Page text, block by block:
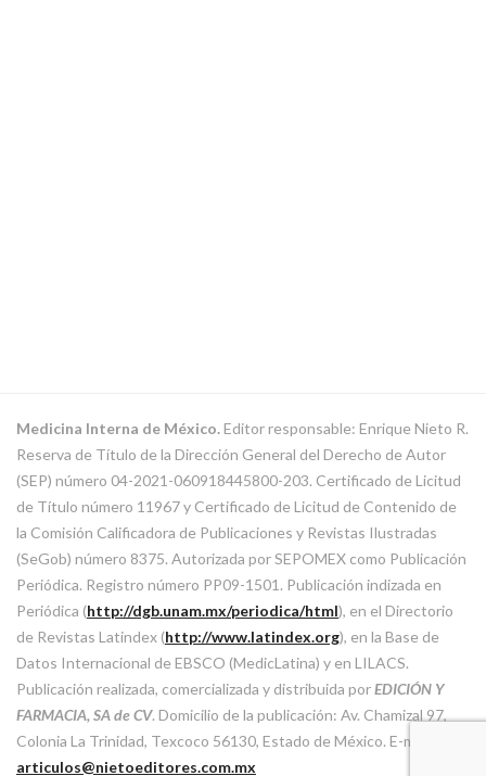
Medicina Interna de México.Editor responsable: Enrique Nieto R.
Reserva de Título de la Dirección General del Derecho de Autor
(SEP) número 04-2021-060918445800-203. Certificado de Licitud
de Título número 11967 y Certificado de Licitud de Contenido de
la Comisión Calificadora de Publicaciones y Revistas Ilustradas
(SeGob) número 8375. Autorizada por SEPOMEX como Publicación
Periódica. Registro número PP09-1501. Publicación indizada en
Periódica (http://dgb.unam.mx/periodica/html), en el Directorio
de Revistas Latindex (http://www.latindex.org), en la Base de
Datos Internacional de EBSCO (MedicLatina) y en LILACS.
Publicación realizada, comercializada y distribuida porEDICIÓN Y
FARMACIA, SA de CV. Domicilio de la publicación: Av. Chamizal 97,
Colonia La Trinidad, Texcoco 56130, Estado de México. E-mail:
articulos@nietoeditores.com.mx